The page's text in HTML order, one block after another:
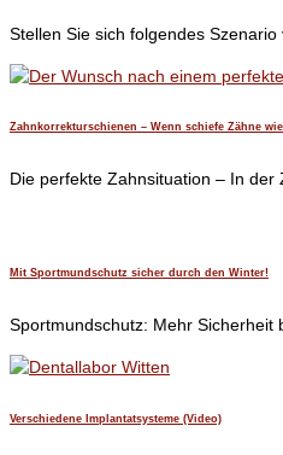
Stellen Sie sich folgendes Szenario
Zahnkorrekturschienen – Wenn schiefe Zähne
Die perfekte Zahnsituation – In der
Mit Sportmundschutz sicher durch den Winter!
Sportmundschutz: Mehr Sicherheit
Verschiedene Implantatsysteme (Video)